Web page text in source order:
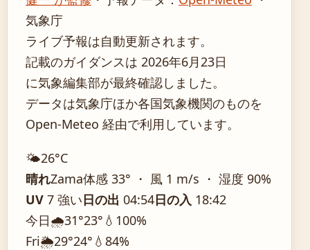
気象庁
ライブ予報は自動更新されます。
記載のガイダンスは 2026年6月23日
に気象編集部が最終確認しました。
データは気象庁ほか各国気象機関のものを
Open-Meteo 経由で利用しています。
🌤️26°C
晴れZama体感 33° ・ 風 1 m/s ・ 湿度 90%
UV 7 強い日の出 04:54日の入 18:42
今日🌧️31°23° 💧100%
Fri🌦️29°24° 💧84%